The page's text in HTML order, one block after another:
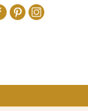
Linkedin